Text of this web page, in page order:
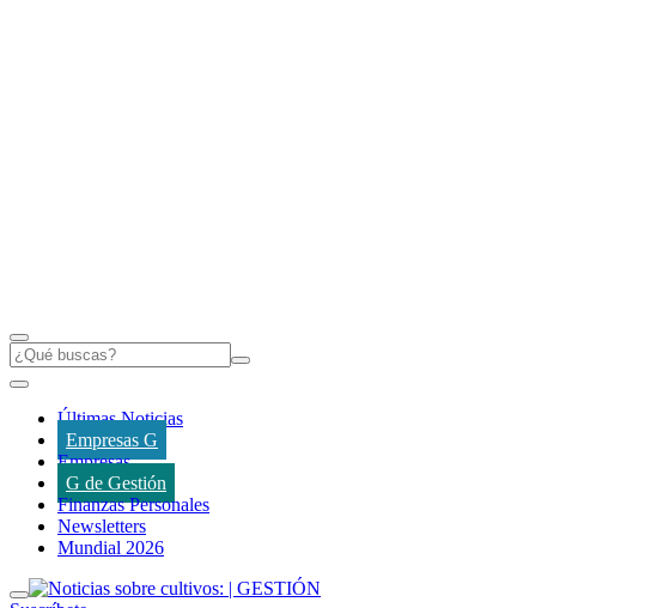
Últimas Noticias
Empresas G
Empresas
G de Gestión
Finanzas Personales
Newsletters
Mundial 2026